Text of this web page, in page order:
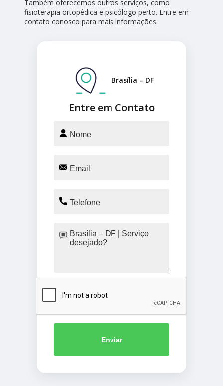
Também oferecemos outros serviços, como
fisioterapia ortopédica e psicólogo perto. Entre em
contato conosco para mais informações.
Entre em Contato
Brasília – DF
Enviar